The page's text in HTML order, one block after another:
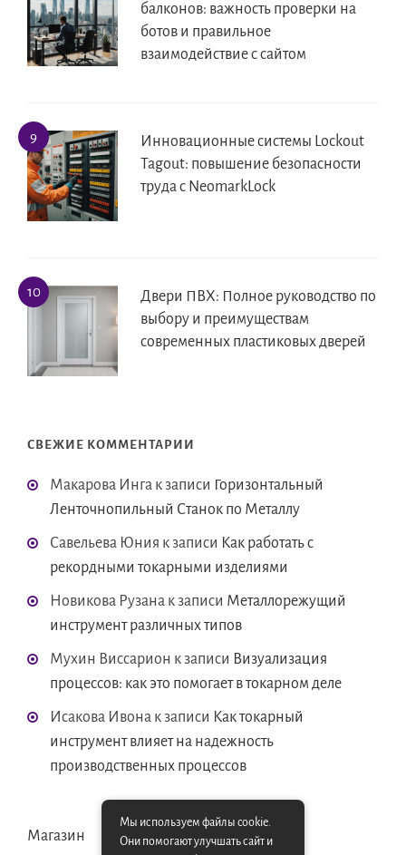
балконов: важность проверки на
ботов и правильное
взаимодействие с сайтом
Инновационные системы Lockout
Tagout: повышение безопасности
труда с NeomarkLock
Двери ПВХ: Полное руководство по
выбору и преимуществам
современных пластиковых дверей
СВЕЖИЕ КОММЕНТАРИИ
Макарова Инга к записи Горизонтальный
Ленточнопильный Станок по Металлу
Савельева Юния к записи Как работать с
рекордными токарными изделиями
Новикова Рузана к записи Металлорежущий
инструмент различных типов
Мухин Виссарион к записи Визуализация
процессов: как это помогает в токарном деле
Исакова Ивона к записи Как токарный
инструмент влияет на надежность
производственных процессов
Магазин
Мы используем файлы cookie.
Они помогают улучшать сайт и